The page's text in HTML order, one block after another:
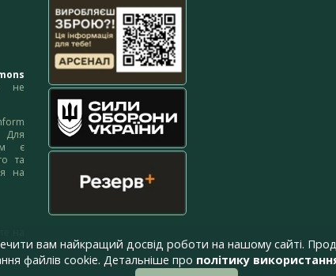
не
Для
є
та
на
вам найкращий досвід роботи на нашому сайті.
файлів cookie. Детальніше про політику